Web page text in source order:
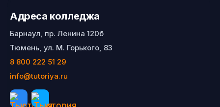
Адреса колледжа
Барнаул, пр. Ленина 120б
Тюмень, ул. М. Горького, 83
8 800 222 51 29
info@tutoriya.ru